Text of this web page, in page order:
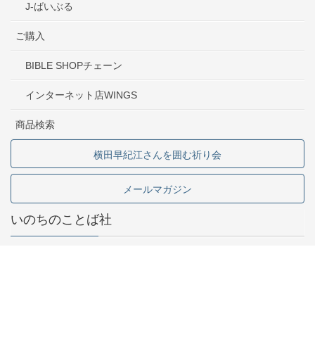
J-ばいぶる
ご購入
BIBLE SHOPチェーン
インターネット店WINGS
商品検索
横田早紀江さんを囲む祈り会
メールマガジン
いのちのことば社